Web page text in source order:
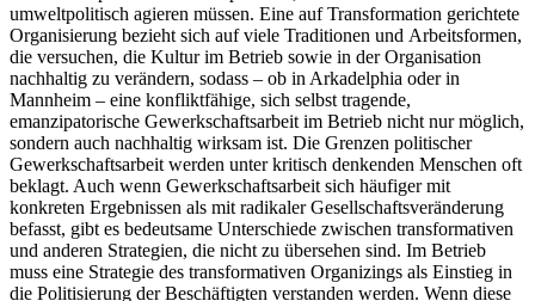
umweltpolitisch agieren müssen. Eine auf Transformation gerichtete
Organisierung bezieht sich auf viele Traditionen und Arbeitsformen,
die versuchen, die Kultur im Betrieb sowie in der Organisation
nachhaltig zu verändern, sodass – ob in Arkadelphia oder in
Mannheim – eine konfliktfähige, sich selbst tragende,
emanzipatorische Gewerkschaftsarbeit im Betrieb nicht nur möglich,
sondern auch nachhaltig wirksam ist. Die Grenzen politischer
Gewerkschaftsarbeit werden unter kritisch denkenden Menschen oft
beklagt. Auch wenn Gewerkschaftsarbeit sich häufiger mit
konkreten Ergebnissen als mit radikaler Gesellschaftsveränderung
befasst, gibt es bedeutsame Unterschiede zwischen transformativen
und anderen Strategien, die nicht zu übersehen sind. Im Betrieb
muss eine Strategie des transformativen Organizings als Einstieg in
die Politisierung der Beschäftigten verstanden werden. Wenn diese